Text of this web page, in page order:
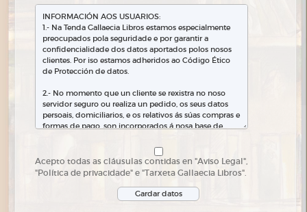
Acepto todas as cláusulas contidas en "Aviso Legal",
"Política de privacidade" e "Tarxeta Gallaecia Libros".